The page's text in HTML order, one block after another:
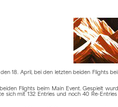
18. April, bei den letzten beiden Flights
Flights beim Main Event. Gespielt
sich mit 132 Entries und noch 40 Re-